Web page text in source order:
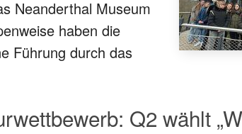
Neanderthal Museum
haben die
Führung durch das
Q2 wählt